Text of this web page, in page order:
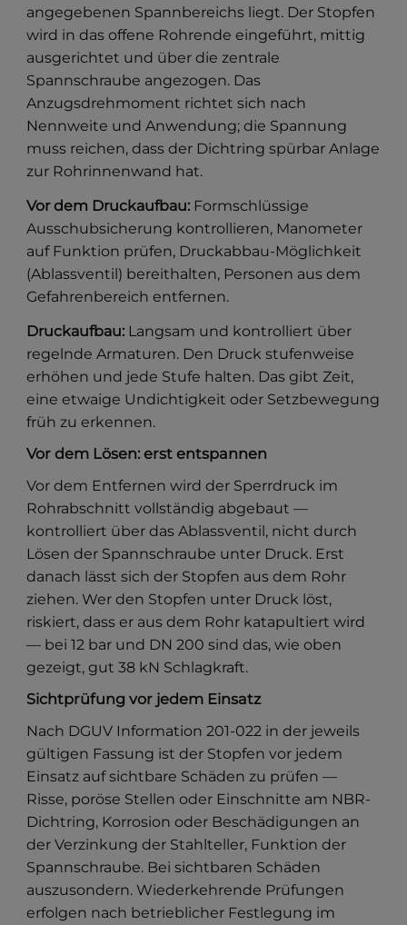
angegebenen Spannbereichs liegt. Der Stopfen
wird in das offene Rohrende eingeführt, mittig
ausgerichtet und über die zentrale
Spannschraube angezogen. Das
Anzugsdrehmoment richtet sich nach
Nennweite und Anwendung; die Spannung
muss reichen, dass der Dichtring spürbar Anlage
zur Rohrinnenwand hat.
Vor dem Druckaufbau: Formschlüssige
Ausschubsicherung kontrollieren, Manometer
auf Funktion prüfen, Druckabbau-Möglichkeit
(Ablassventil) bereithalten, Personen aus dem
Gefahrenbereich entfernen.
Druckaufbau: Langsam und kontrolliert über
regelnde Armaturen. Den Druck stufenweise
erhöhen und jede Stufe halten. Das gibt Zeit,
eine etwaige Undichtigkeit oder Setzbewegung
früh zu erkennen.
Vor dem Lösen: erst entspannen
Vor dem Entfernen wird der Sperrdruck im
Rohrabschnitt vollständig abgebaut —
kontrolliert über das Ablassventil, nicht durch
Lösen der Spannschraube unter Druck. Erst
danach lässt sich der Stopfen aus dem Rohr
ziehen. Wer den Stopfen unter Druck löst,
riskiert, dass er aus dem Rohr katapultiert wird
— bei 12 bar und DN 200 sind das, wie oben
gezeigt, gut 38 kN Schlagkraft.
Sichtprüfung vor jedem Einsatz
Nach DGUV Information 201-022 in der jeweils
gültigen Fassung ist der Stopfen vor jedem
Einsatz auf sichtbare Schäden zu prüfen —
Risse, poröse Stellen oder Einschnitte am NBR-
Dichtring, Korrosion oder Beschädigungen an
der Verzinkung der Stahlteller, Funktion der
Spannschraube. Bei sichtbaren Schäden
auszusondern. Wiederkehrende Prüfungen
erfolgen nach betrieblicher Festlegung im